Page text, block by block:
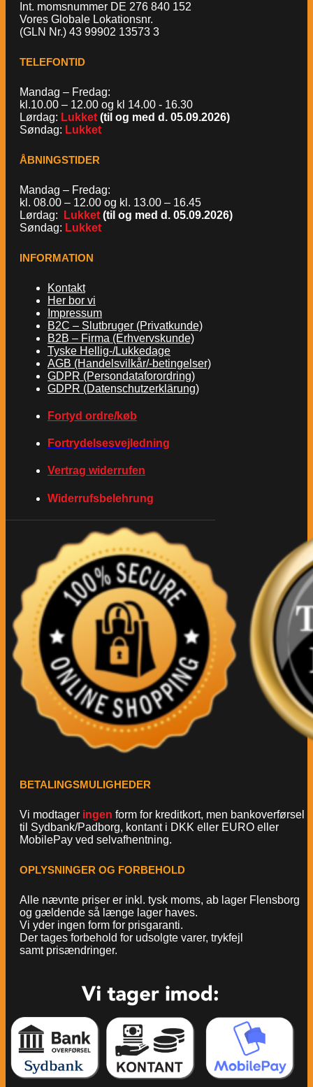
Int. momsnummer DE 276 840 152
Vores Globale Lokationsnr.
(GLN Nr.) 43 99902 13573 3
TELEFONTID
Mandag – Fredag:
kl.10.00 – 12.00 og kl 14.00 - 16.30
Lørdag: Lukket (til og med d. 05.09.2026)
Søndag: Lukket
ÅBNINGSTIDER
Mandag – Fredag:
kl. 08.00 – 12.00 og kl. 13.00 – 16.45
Lørdag:
Lukket (til og med d. 05.09.2026)
Søndag: Lukket
INFORMATION
Kontakt
Her bor vi
Impressum
B2C – Slutbruger (Privatkunde)
B2B – Firma (Erhvervskunde)
Tyske Hellig-/Lukkedage
AGB (Handelsvilkår/-betingelser)
GDPR (Persondataforordring)
GDPR (Datenschutzerklärung)
Fortyd ordre/køb
Fortrydelsesvejledning
Vertrag widerrufen
Widerrufsbelehrung
BETALINGSMULIGHEDER
Vi modtager ingen form for kreditkort, men bankoverførsel
til Sydbank/Padborg, kontant i DKK eller EURO eller
MobilePay ved selvafhentning.
OPLYSNINGER OG FORBEHOLD
Alle nævnte priser er inkl. tysk moms, ab lager Flensborg
og gældende så længe lager haves.
Vi yder ingen form for prisgaranti.
Der tages forbehold for udsolgte varer, trykfejl
samt prisændringer.